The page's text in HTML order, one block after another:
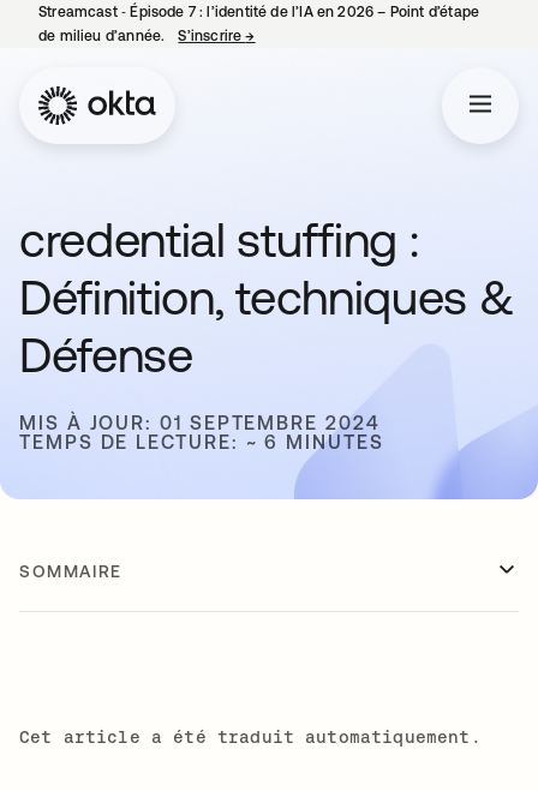
Streamcast ‑ Épisode 7 : l’identité de l’IA en 2026 – Point d’étape
de milieu d’année.
S’inscrire→
credential stuffing :
Définition, techniques &
Défense
MIS À JOUR: 01 SEPTEMBRE 2024
TEMPS DE LECTURE: ~ 6 MINUTES
SOMMAIRE
Cet article a été traduit automatiquement.